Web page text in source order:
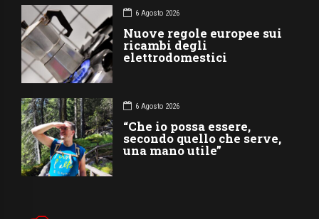
6 Agosto 2026
Nuove regole europee sui
ricambi degli
elettrodomestici
6 Agosto 2026
“Che io possa essere,
secondo quello che serve,
una mano utile”